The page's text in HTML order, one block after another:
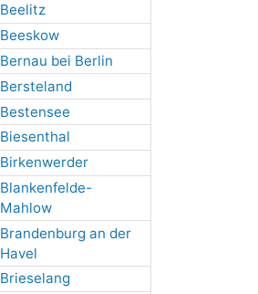
Beelitz
Beeskow
Bernau bei Berlin
Bersteland
Bestensee
Biesenthal
Birkenwerder
Blankenfelde-
Mahlow
Brandenburg an der
Havel
Brieselang